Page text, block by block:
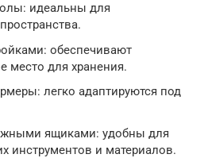
идеальны для
обеспечивают
место для хранения.
легко адаптируются под
ящиками: удобны для
инструментов и материалов.